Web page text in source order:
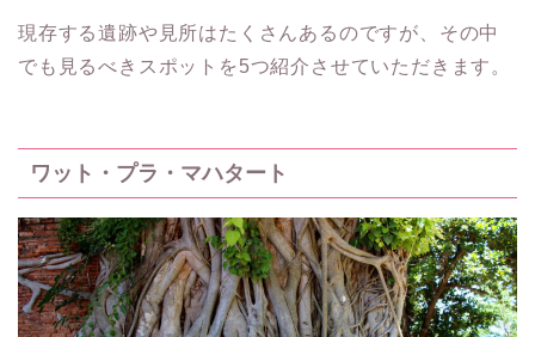
現存する遺跡や見所はたくさんあるのですが、その中
でも見るべきスポットを5つ紹介させていただきます。
ワット・プラ・マハタート